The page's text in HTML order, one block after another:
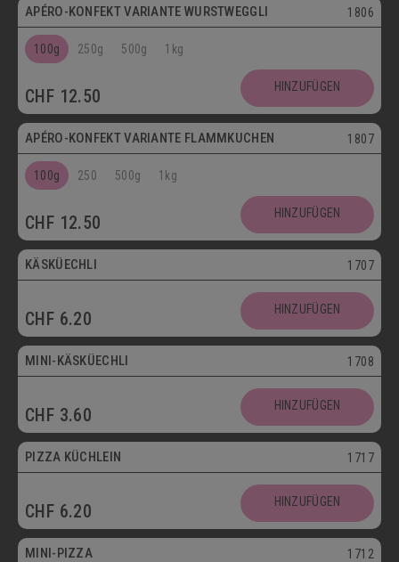
APÉRO-KONFEKT VARIANTE WURSTWEGGLI 1806
100g 250g 500g 1kg
CHF 12.50 HINZUFÜGEN
APÉRO-KONFEKT VARIANTE FLAMMKUCHEN 1807
100g 250 500g 1kg
CHF 12.50 HINZUFÜGEN
Vegetarisch
KÄSKÜECHLI 1707
CHF 6.20 HINZUFÜGEN
Vegetarisch
MINI-KÄSKÜECHLI 1708
CHF 3.60 HINZUFÜGEN
bis 30.09.
PIZZA KÜCHLEIN 1717
CHF 6.20 HINZUFÜGEN
Mini
MINI-PIZZA 1712